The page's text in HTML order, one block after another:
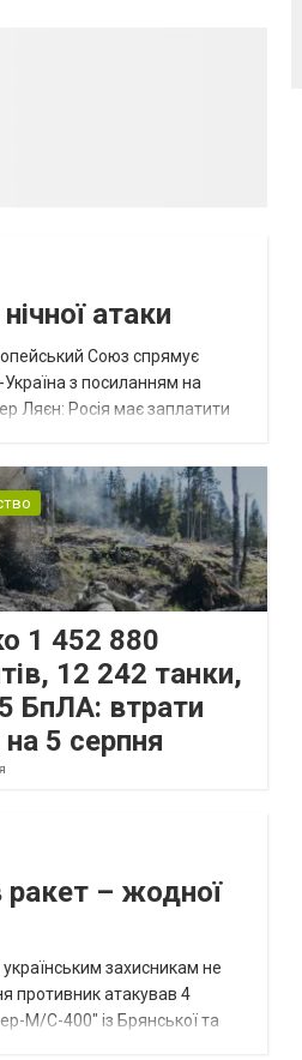
атаки
Союз спрямує
з посиланням на
Ляєн: Росія має заплатити
1 452 880
12 242 танки,
БпЛА: втрати
на 5 серпня
ракет – жодної
захисникам не
противник атакував 4
М/С-400" із Брянської та